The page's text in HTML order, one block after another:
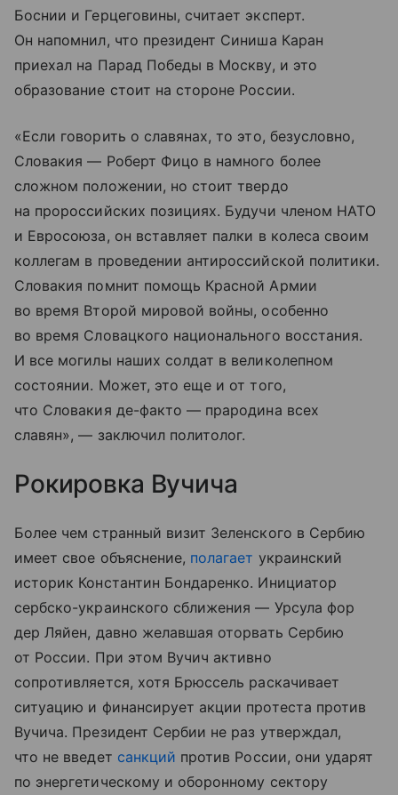
Боснии и Герцеговины, считает эксперт.
Он напомнил, что президент Синиша Каран
приехал на Парад Победы в Москву, и это
образование стоит на стороне России.
«Если говорить о славянах, то это, безусловно,
Словакия — Роберт Фицо в намного более
сложном положении, но стоит твердо
на пророссийских позициях. Будучи членом НАТО
и Евросоюза, он вставляет палки в колеса своим
коллегам в проведении антироссийской политики.
Словакия помнит помощь Красной Армии
во время Второй мировой войны, особенно
во время Словацкого национального восстания.
И все могилы наших солдат в великолепном
состоянии. Может, это еще и от того,
что Словакия де-факто — прародина всех
славян», — заключил политолог.
Рокировка Вучича
Более чем странный визит Зеленского в Сербию
имеет свое объяснение, полагает украинский
историк Константин Бондаренко. Инициатор
сербско-украинского сближения — Урсула фор
дер Ляйен, давно желавшая оторвать Сербию
от России. При этом Вучич активно
сопротивляется, хотя Брюссель раскачивает
ситуацию и финансирует акции протеста против
Вучича. Президент Сербии не раз утверждал,
что не введет санкций против России, они ударят
по энергетическому и оборонному сектору